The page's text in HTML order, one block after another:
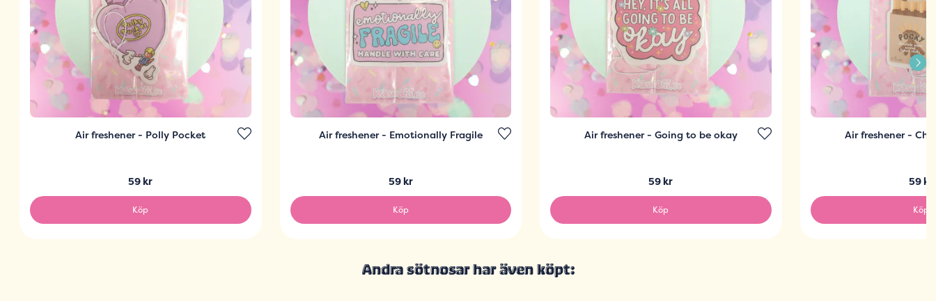
Air freshener - Polly Pocket
59 kr
Köp
Air freshener - Emotionally Fragile
59 kr
Köp
Air freshener - Going to be okay
59 kr
Köp
Air freshener -
59 kr
Köp
Andra sötnosar har även köpt: